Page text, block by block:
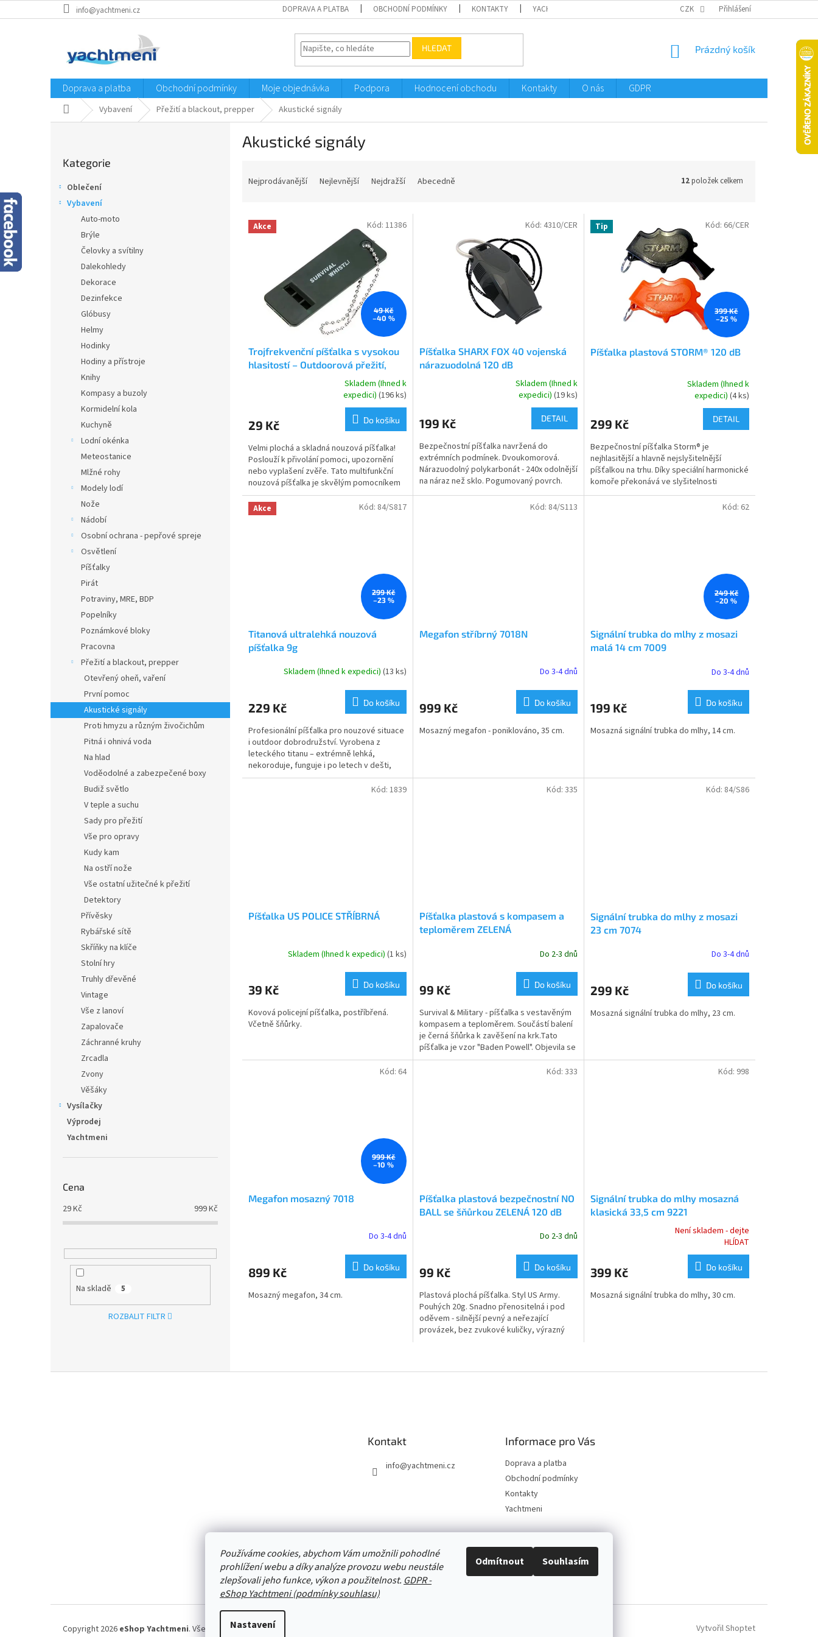
Používáme cookies, abychom Vám umožnili pohodlné
prohlížení webu a díky analýze provozu webu neustále
zlepšovali jeho funkce, výkon a použitelnost. GDPR -
eShop Yachtmeni (podmínky souhlasu)
Nastavení
Odmítnout Souhlasím
na
info@yachtmeni.cz DOPRAVA A PLATBA OBCHODNÍ PODMÍNKY KONTAKTY YACHTMENI CZK Přihlášení
HLEDAT
NÁKUPNÍ
Prázdný košík
Doprava a platba Obchodní podmínky Moje objednávka Podpora Hodnocení obchodu Kontakty O nás GDPR
Domů Vybavení Přežití a blackout, prepper Akustické signály
kategorie
Kategorie
Oblečení
Vybavení
Auto-moto
Brýle
Čelovky a svítilny
Dalekohledy
Dekorace
Dezinfekce
Glóbusy
Helmy
Hodinky
Hodiny a přístroje
Knihy
Kompasy a buzoly
Kormidelní kola
Kuchyně
Lodní okénka
Meteostanice
Mlžné rohy
Modely lodí
Nože
Nádobí
Osobní ochrana - pepřové spreje
Osvětlení
Píšťalky
Pirát
Potraviny, MRE, BDP
Popelníky
Poznámkové bloky
Pracovna
Přežití a blackout, prepper
Otevřený oheň, vaření
První pomoc
Akustické signály
Proti hmyzu a různým živočichům
Pitná i ohnivá voda
Na hlad
Voděodolné a zabezpečené boxy
Budiž světlo
V teple a suchu
Sady pro přežití
Vše pro opravy
Kudy kam
Na ostří nože
Vše ostatní užitečné k přežití
Detektory
Přívěsky
Rybářské sítě
Skříňky na klíče
Stolní hry
Truhly dřevěné
Vintage
Vše z lanoví
Zapalovače
Záchranné kruhy
Zrcadla
Zvony
Věšáky
Vysílačky
Výprodej
Yachtmeni
Cena
29Kč 999Kč
Na skladě 5
ROZBALIT FILTR
Akustické signály
n
Nejprodávanější Nejlevnější Nejdražší Abecedně 12položek celkem
V Akce
49 Kč
–40 %
Trojfrekvenční píšťalka s vysokou
hlasitostí – Outdoorová přežití,
turistika, kempování, nouzové
je
z
5
hvězdiček.
Skladem (Ihned k
expedici) (196 ks)
29 Kč Do košíku
Velmi plochá a skladná nouzová píšťalka!
Poslouží k přivolání pomoci, upozornění
nebo vyplašení zvěře. Tato multifunkční
nouzová píšťalka je skvělým pomocníkem
pro všechny...
Kód: 11386
Píšťalka SHARX FOX 40 vojenská
nárazuodolná 120 dB
je
z
5
hvězdiček.
Skladem (Ihned k
expedici) (19 ks)
199 Kč DETAIL
Bezpečnostní píšťalka navržená do
extrémních podmínek. Dvoukomorová.
Nárazuodolný polykarbonát - 240x odolnější
na náraz než sklo. Pogumovaný povrch.
Akustický výkon až 120 dB...
Kód: 4310/CER Tip
399 Kč
–25 %
Píšťalka plastová STORM® 120 dB
je
z
5
hvězdiček.
Skladem (Ihned k
expedici) (4 ks)
299 Kč DETAIL
Bezpečnostní píšťalka Storm® je
nejhlasitější a hlavně nejslyšitelnější
píšťalkou na trhu. Díky speciální harmonické
komoře překonává ve slyšitelnosti
dvojnásobně nejlepší...
Kód: 66/CER
Akce
299 Kč
–23 %
Titanová ultralehká nouzová
píšťalka 9g
Skladem (Ihned k expedici) (13 ks)
229 Kč Do košíku
Profesionální píšťalka pro nouzové situace
i outdoor dobrodružství. Vyrobena z
leteckého titanu – extrémně lehká,
nekoroduje, funguje i po letech v dešti,
slané vodě nebo mrazu....
Kód: 84/S817
Megafon stříbrný 7018N
je
z
Do 3-4 dnů
999 Kč Do košíku
Mosazný megafon - poniklováno, 35 cm.
Kód: 84/S113
249 Kč
–20 %
Signální trubka do mlhy z mosazi
malá 14 cm 7009
Do 3-4 dnů
199 Kč Do košíku
Mosazná signální trubka do mlhy, 14 cm.
Kód: 62
Píšťalka US POLICE STŘÍBRNÁ
Skladem (Ihned k expedici) (1 ks)
39 Kč Do košíku
Kovová policejní píšťalka, postříbřená.
Včetně šňůrky.
Kód: 1839
Píšťalka plastová s kompasem a
teploměrem ZELENÁ
Do 2-3 dnů
99 Kč Do košíku
Survival & Military - píšťalka s vestavěným
kompasem a teploměrem. Součástí balení
je černá šňůrka k zavěšení na krk.Tato
píšťalka je vzor "Baden Powell". Objevila se
v roce...
Kód: 335
Signální trubka do mlhy z mosazi
23 cm 7074
je
z
Do 3-4 dnů
299 Kč Do košíku
Mosazná signální trubka do mlhy, 23 cm.
Kód: 84/S86
999 Kč
–10 %
Megafon mosazný 7018
je
z
Do 3-4 dnů
899 Kč Do košíku
Mosazný megafon, 34 cm.
Kód: 64
Píšťalka plastová bezpečnostní NO
BALL se šňůrkou ZELENÁ 120 dB
Do 2-3 dnů
99 Kč Do košíku
Plastová plochá píšťalka. Styl US Army.
Pouhých 20g. Snadno přenositelná i pod
oděvem - silnější pevný a neřezající
provázek, bez zvukové kuličky, výrazný
Kód: 333
Signální trubka do mlhy mosazná
klasická 33,5 cm 9221
je
z
Není skladem - dejte
HLÍDAT
399 Kč Do košíku
Mosazná signální trubka do mlhy, 30 cm.
Kód: 998
v
p
s
u
Kontakt
info@yachtmeni.cz
Informace pro Vás
Doprava a platba
Obchodní podmínky
Kontakty
Yachtmeni
Zboží.cz Heureka.cz Yachtmeni ComGate Payments, a.s.
Vytvořil Shoptet
Copyright 2026 eShop Yachtmeni. Všechna práva vyhrazena.